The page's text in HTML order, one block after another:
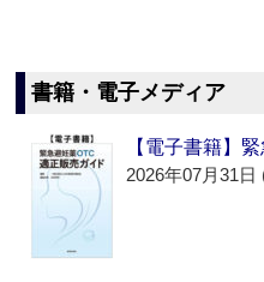
書籍・電子メディア
【電子書籍】
2026年07月31日